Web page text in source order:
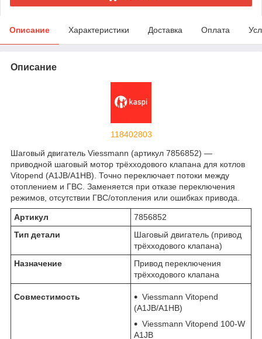
Описание Характеристики Доставка Оплата
Описание
118402803
Шаговый двигатель Viessmann (артикул 7856852) —
приводной шаговый мотор трёхходового клапана для котлов
Vitopend (A1JB/A1HB). Точно переключает потоки между
отоплением и ГВС. Заменяется при отказе переключения
режимов, отсутствии ГВС/отопления или ошибках привода.
Артикул
7856852
Тип детали
Шаговый двигатель (привод
трёхходового клапана)
Назначение
Привод переключения
трёхходового клапана
Совместимость
Viessmann Vitopend
(A1JB/A1HB)
Viessmann Vitopend 100-W
A1JB